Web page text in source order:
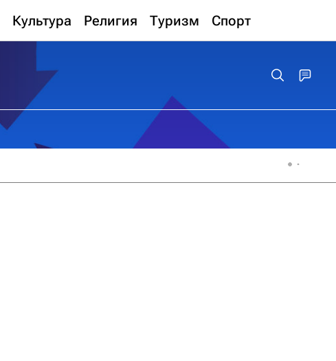
Культура Религия Туризм Спорт